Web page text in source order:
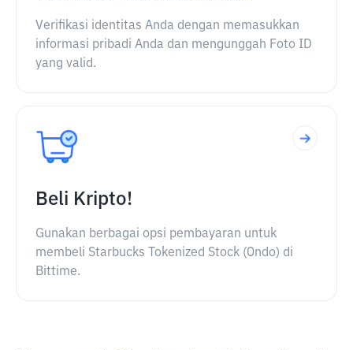
Verifikasi identitas Anda dengan memasukkan
informasi pribadi Anda dan mengunggah Foto ID
yang valid.
Beli Kripto!
Gunakan berbagai opsi pembayaran untuk
membeli Starbucks Tokenized Stock (Ondo) di
Bittime.